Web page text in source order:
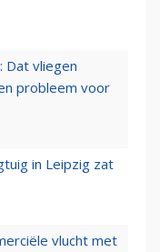
Dat vliegen
probleem voor
in Leipzig zat
vlucht met